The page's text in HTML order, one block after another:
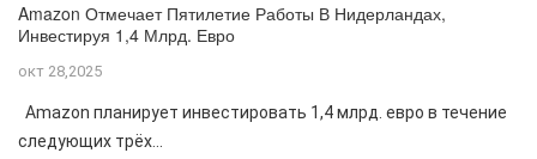
Amazon Отмечает Пятилетие Работы В Нидерландах,
Инвестируя 1,4 Млрд. Евро
окт 28,2025
Amazon планирует инвестировать 1,4 млрд. евро в течение
следующих трёх...